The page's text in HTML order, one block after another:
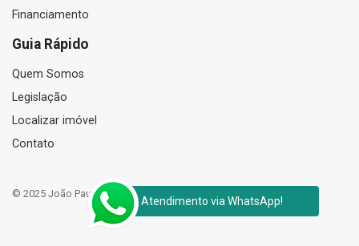
Financiamento
Guia Rápido
Quem Somos
Legislação
Localizar imóvel
Contato
© 2025 João Paulo Corretor de Imóveis e Perito Judicial Avaliador
Atendimento via WhatsApp!